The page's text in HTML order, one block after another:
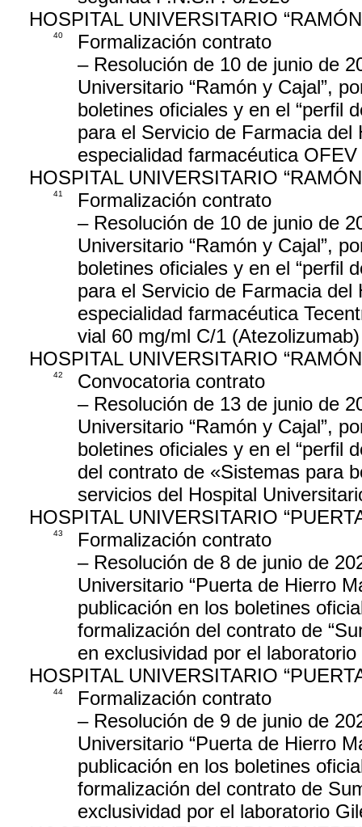
HOSPITAL UNIVERSITARIO
40
Formalización contrato
– Resolución de 10 de junio de
Universitario “Ramón y Cajal”,
boletines oficiales y en el “perfil
para el Servicio de Farmacia del
especialidad farmacéutica
HOSPITAL UNIVERSITARIO
41
Formalización contrato
– Resolución de 10 de junio de
Universitario “Ramón y Cajal”,
boletines oficiales y en el “perfil
para el Servicio de Farmacia del
especialidad farmacéutica
vial 60 mg/ml C/1 (Atezolizumab)
HOSPITAL UNIVERSITARIO
42
Convocatoria contrato
– Resolución de 13 de junio de
Universitario “Ramón y Cajal”,
boletines oficiales y en el “perfil
del contrato de «Sistemas para
servicios del Hospital
HOSPITAL UNIVERSITARIO
43
Formalización contrato
– Resolución de 8 de junio de
Universitario “Puerta de Hierro
publicación en los boletines
formalización del contrato de
en exclusividad por el laboratorio
HOSPITAL UNIVERSITARIO
44
Formalización contrato
– Resolución de 9 de junio de
Universitario “Puerta de Hierro
publicación en los boletines
formalización del contrato de
exclusividad por el laboratorio